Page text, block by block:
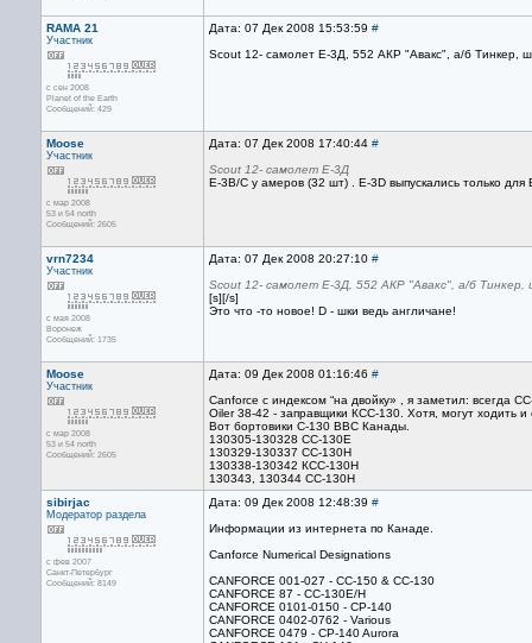
RAMA 21
Участник
с сен 2008
Planet of the Earth
Сообщений: 429
Дата: 07 Дек 2008 15:53:59 #
Scout 12- самолет Е-3Д, 552 АКР "Авакс", а/б Тинкер,
Moose
Участник
с мар 2008
53 и 54 north
Сообщений: 2605
Дата: 07 Дек 2008 17:40:44 #
Scout 12- самолет Е-3Д
E-3B/C у амеров (32 шт) . E-3D выпускались только для
vrn7234
Участник
с мая 2008
Воронеж
Сообщений: 1735
Дата: 07 Дек 2008 20:27:10 #
Scout 12- самолет Е-3Д, 552 АКР "Авакс", а/б
[s][/s]
Это что -то новое! D - шки ведь англичане!
Moose
Участник
с мар 2008
53 и 54 north
Сообщений: 2605
Дата: 09 Дек 2008 01:16:46 #
Canforce с индексом “на двойку» , я заметил: всегда
Oiler 38-42 - заправщики КСС-130. Хотя, могут ходить
Вот бортовики С-130 ВВС Канады.
130305-130328 СС-130Е
130329-130337 СС-130Н
130338-130342 КСС-130Н
130343, 130344 СС-130Н
sibirjac
Модератор раздела
с фев 2007
Санкт-Петербург
Сообщений: 8149
Дата: 09 Дек 2008 12:48:39 #
Информации из интернета по Канаде.
Canforce Numerical Designations
CANFORCE 001-027 - CC-150 & CC-130
CANFORCE 87 - CC-130E/H
CANFORCE 0101-0150 - CP-140
CANFORCE 0402-0762 - Various
CANFORCE 0479 - CP-140 Aurora